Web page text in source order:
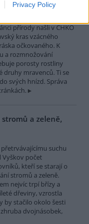
Privacy Policy
přírody našli v CHKO
kras vzácného
očkovaného. K
a rozmnožování
porosty rostliny
druhy mravenců. Ti se
svých hnízd. Správa
a zeleně,
přetrvávajícímu suchu
Vyškov počet
kteří se starají o
stromů a zeleně.
nejvíc trpí břízy a
dřeviny, vzrostla
by stačilo okolo šesti
dvojnásobek,